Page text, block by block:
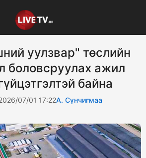
уулзвар" төслийн
боловсруулах ажил
байна
07/01 17:22А. Сүнчигмаа